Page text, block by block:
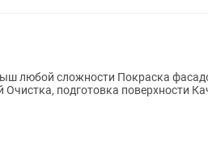
подготовка поверхности